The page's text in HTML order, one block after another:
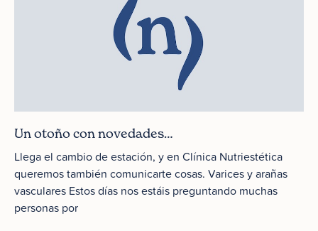
Un otoño con novedades…
Llega el cambio de estación, y en Clínica Nutriestética
queremos también comunicarte cosas. Varices y arañas
vasculares Estos días nos estáis preguntando muchas
personas por